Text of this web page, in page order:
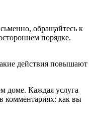
обращайтесь к
порядке.
действия повышают
доме. Каждая услуга
комментариях: как вы